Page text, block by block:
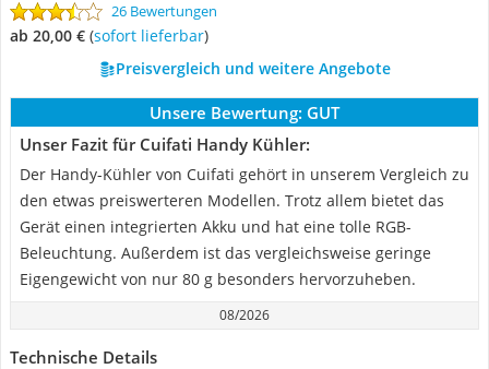
26 Bewertungen
ab 20,00 € ( Sofort lieferbar)
Preisvergleich und weitere Angebote
Unsere Bewertung: GUT
Unser Fazit für Cuifati Handy Kühler:
Der Handy-Kühler von Cuifati gehört in unserem Vergleich zu
den etwas preiswerteren Modellen. Trotz allem bietet das
Gerät einen integrierten Akku und hat eine tolle RGB-
Beleuchtung. Außerdem ist das vergleichsweise geringe
Eigengewicht von nur 80 g besonders hervorzuheben.
08/2026
Technische Details